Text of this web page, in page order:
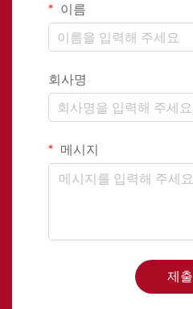
이름
회사명
메시지
제출